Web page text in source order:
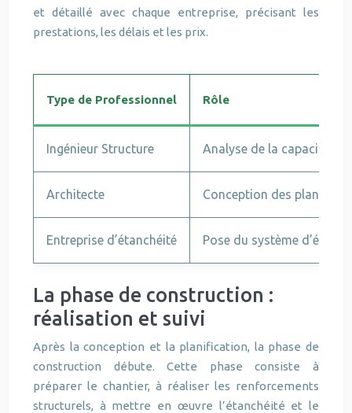
et détaillé avec chaque entreprise, précisant les
prestations, les délais et les prix.
Type de Professionnel Rôle
Ingénieur Structure Analyse de la capacité
Architecte Conception des plans,
Entreprise d’étanchéité Pose du système
La phase de construction :
réalisation et suivi
Après la conception et la planification, la phase de
construction débute. Cette phase consiste à
préparer le chantier, à réaliser les renforcements
structurels, à mettre en œuvre l’étanchéité et le